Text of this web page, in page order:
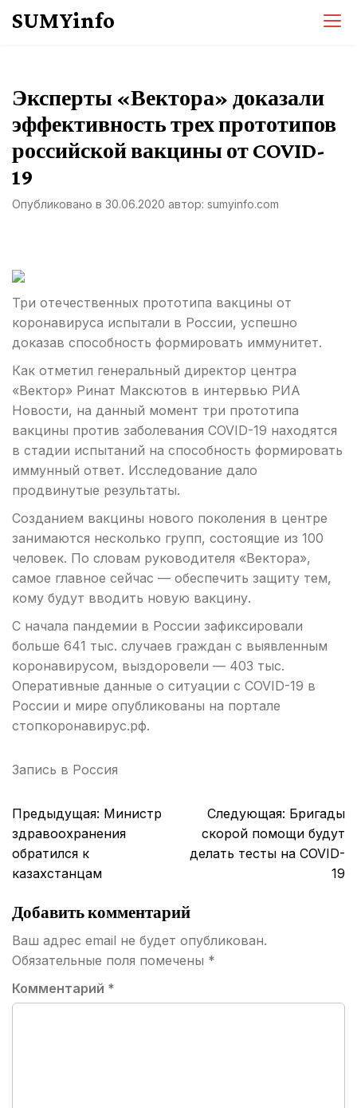
SUMYinfo
Эксперты «Вектора» доказали
эффективность трех прототипов
российской вакцины от COVID-
19
Опубликовано в 30.06.2020 автор: sumyinfo.com
Три отечественных прототипа вакцины от
коронавируса испытали в России, успешно
доказав способность формировать иммунитет.
Как отметил генеральный директор центра
«Вектор» Ринат Максютов в интервью РИА
Новости, на данный момент три прототипа
вакцины против заболевания COVID-19 находятся
в стадии испытаний на способность формировать
иммунный ответ. Исследование дало
продвинутые результаты.
Созданием вакцины нового поколения в центре
занимаются несколько групп, состоящие из 100
человек. По словам руководителя «Вектора»,
самое главное сейчас — обеспечить защиту тем,
кому будут вводить новую вакцину.
С начала пандемии в России зафиксировали
больше 641 тыс. случаев граждан с выявленным
коронавирусом, выздоровели — 403 тыс.
Оперативные данные о ситуации с COVID-19 в
России и мире опубликованы на портале
стопкоронавирус.рф.
Запись в Россия
Навигация
по
записям
Предыдущая: Министр
здравоохранения
обратился к
казахстанцам
Следующая: Бригады
скорой помощи будут
делать тесты на COVID-
19
Добавить комментарий
Ваш адрес email не будет опубликован.
Обязательные поля помечены *
Комментарий *